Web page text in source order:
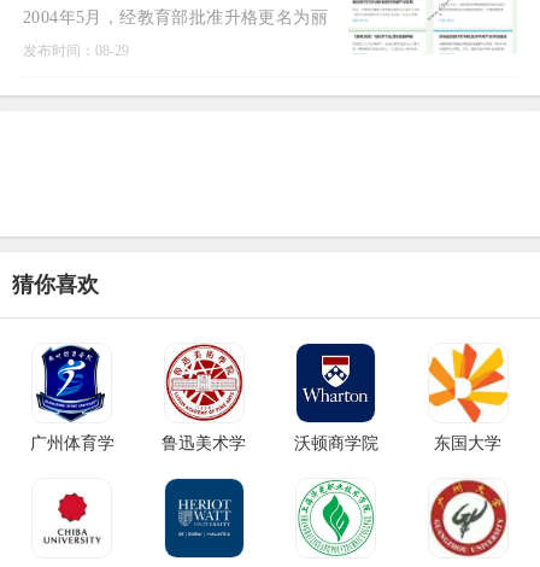
2004年5月，经教育部批准升格更名为丽
水学院。
发布时间：08-29
猜你喜欢
广州体育学 鲁迅美术学 沃顿商学院 东国大学